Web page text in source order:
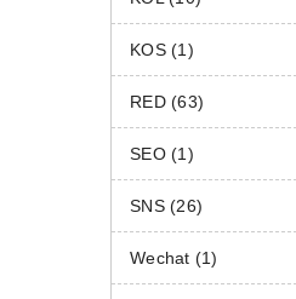
KOS (1)
RED (63)
SEO (1)
SNS (26)
Wechat (1)